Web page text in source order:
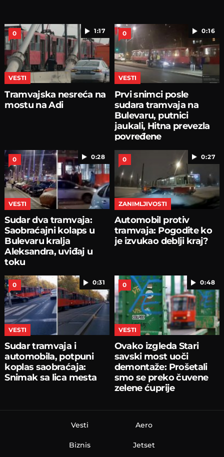
1:17
0
VESTI
Tramvajska nesreća na
mostu na Adi
0:16
0
VESTI
Prvi snimci posle
sudara tramvaja na
Bulevaru, putnici
jaukali, Hitna prevezla
povređene
0:28
0
VESTI
Sudar dva tramvaja:
Saobraćajni kolaps u
Bulevaru kralja
Aleksandra, uviđaj u
toku
0:27
0
ZANIMLJIVOSTI
Automobil protiv
tramvaja: Pogodite ko
je izvukao deblji kraj?
0:31
0
VESTI
Sudar tramvaja i
automobila, potpuni
koplas saobraćaja:
Snimak sa lica mesta
0:48
0
VESTI
Ovako izgleda Stari
savski most uoči
demontaže: Prošetali
smo se preko čuvene
zelene ćuprije
Vesti
Biznis
Aero
Jetset